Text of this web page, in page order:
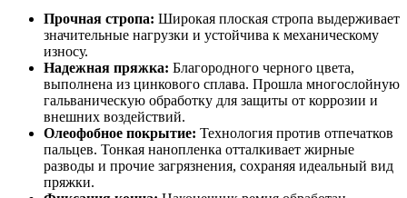
Прочная стропа: Широкая плоская стропа выдерживает
значительные нагрузки и устойчива к механическому
износу.
Надежная пряжка: Благородного черного цвета,
выполнена из цинкового сплава. Прошла многослойную
гальваническую обработку для защиты от коррозии и
внешних воздействий.
Олеофобное покрытие: Технология против отпечатков
пальцев. Тонкая нанопленка отталкивает жирные
разводы и прочие загрязнения, сохраняя идеальный вид
пряжки.